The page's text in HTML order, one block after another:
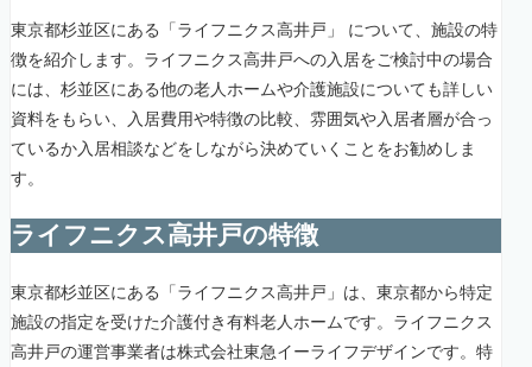
東京都杉並区にある「ライフニクス高井戸」 について、施設の特
徴を紹介します。ライフニクス高井戸への入居をご検討中の場合
には、杉並区にある他の老人ホームや介護施設についても詳しい
資料をもらい、入居費用や特徴の比較、雰囲気や入居者層が合っ
ているか入居相談などをしながら決めていくことをお勧めしま
す。
ライフニクス高井戸の特徴
東京都杉並区にある「ライフニクス高井戸」は、東京都から特定
施設の指定を受けた介護付き有料老人ホームです。ライフニクス
高井戸の運営事業者は株式会社東急イーライフデザインです。特